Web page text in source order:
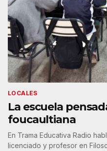
LOCALES
La escuela
foucaultiana
En Trama Educativa Radio
licenciado y profesor en